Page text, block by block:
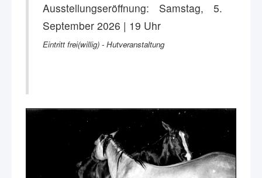
Ausstellungseröffnung: Samstag, 5.
September 2026 | 19 Uhr
Eintritt frei(willig) - Hutveranstaltung